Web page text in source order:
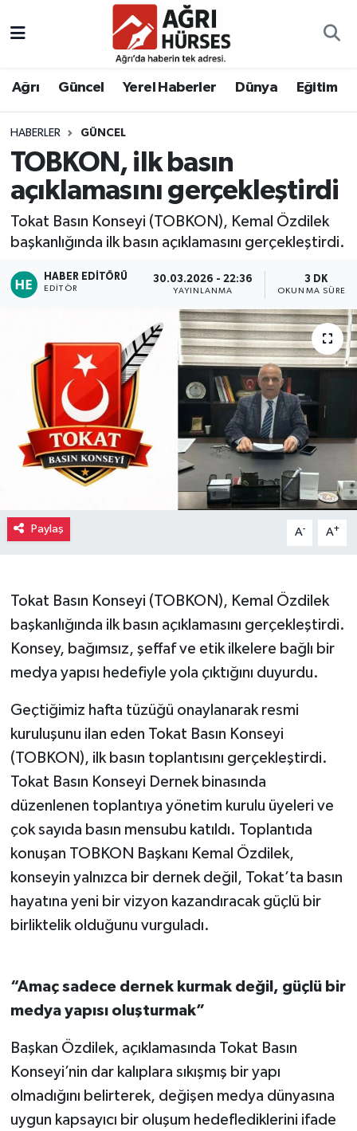
Ağrı Güncel Yerel Haberler Dünya Eğitim
HABERLER GÜNCEL
TOBKON, ilk basın
açıklamasını gerçekleştirdi
Tokat Basın Konseyi (TOBKON), Kemal Özdilek
başkanlığında ilk basın açıklamasını gerçekleştirdi.
HABER EDITÖRÜ
EDITÖR
30.03.2026 - 22:36
YAYINLANMA
3 DK
OKUNMA SÜRESI
Paylaş A- A+
Tokat Basın Konseyi (TOBKON), Kemal Özdilek
başkanlığında ilk basın açıklamasını gerçekleştirdi.
Konsey, bağımsız, şeffaf ve etik ilkelere bağlı bir
medya yapısı hedefiyle yola çıktığını duyurdu.
Geçtiğimiz hafta tüzüğü onaylanarak resmi
kuruluşunu ilan eden Tokat Basın Konseyi
(TOBKON), ilk basın toplantısını gerçekleştirdi.
Tokat Basın Konseyi Dernek binasında
düzenlenen toplantıya yönetim kurulu üyeleri ve
çok sayıda basın mensubu katıldı. Toplantıda
konuşan TOBKON Başkanı Kemal Özdilek,
konseyin yalnızca bir dernek değil, Tokat’ta basın
hayatına yeni bir vizyon kazandıracak güçlü bir
birliktelik olduğunu vurguladı.
“Amaç sadece dernek kurmak değil, güçlü bir
medya yapısı oluşturmak”
Başkan Özdilek, açıklamasında Tokat Basın
Konseyi’nin dar kalıplara sıkışmış bir yapı
olmadığını belirterek, değişen medya dünyasına
uygun kapsayıcı bir oluşum hedeflediklerini ifade
Hava Durumu
Tüm Manşetler
Son Dakika Haberleri